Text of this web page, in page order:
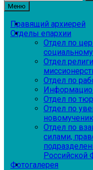
Меню
Правящий архиерей
Отделы епархии
Отдел по
Отдел
Отдел по
Отдел по
Отдел по
Отдел по
силами,
Российской
Фотогалерея